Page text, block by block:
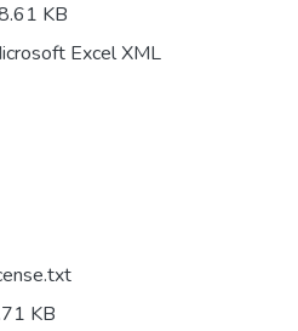
KB
Excel XML
KB